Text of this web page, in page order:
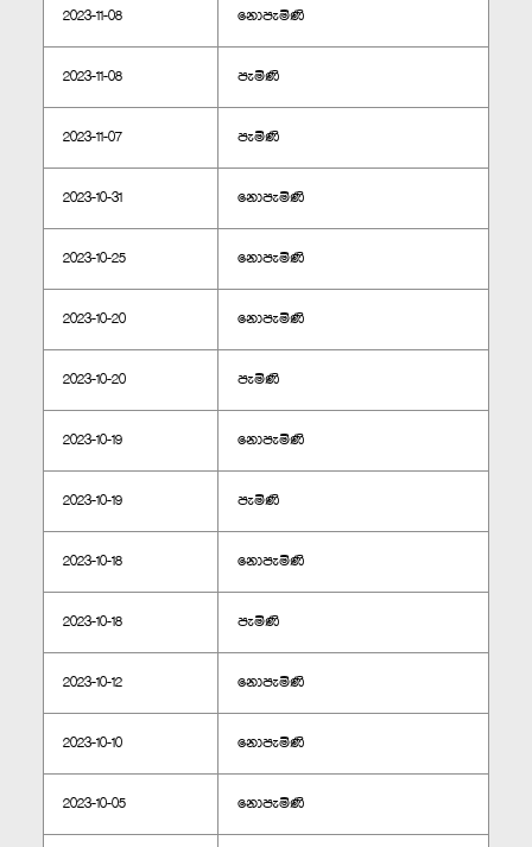
2023-11-08 නොපැමිණි
2023-11-08 පැමිණි
2023-11-07 පැමිණි
2023-10-31 නොපැමිණි
2023-10-25 නොපැමිණි
2023-10-20 නොපැමිණි
2023-10-20 පැමිණි
2023-10-19 නොපැමිණි
2023-10-19 පැමිණි
2023-10-18 නොපැමිණි
2023-10-18 පැමිණි
2023-10-12 නොපැමිණි
2023-10-10 නොපැමිණි
2023-10-05 නොපැමිණි